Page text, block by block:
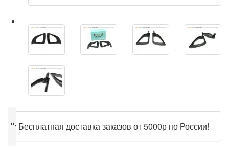
🎁 Бесплатная доставка заказов от 5000р по России!